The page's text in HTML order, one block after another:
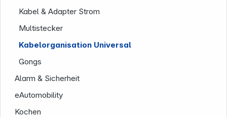
Kabel & Adapter Strom
Multistecker
Kabelorganisation Universal
Gongs
Alarm & Sicherheit
eAutomobility
Kochen